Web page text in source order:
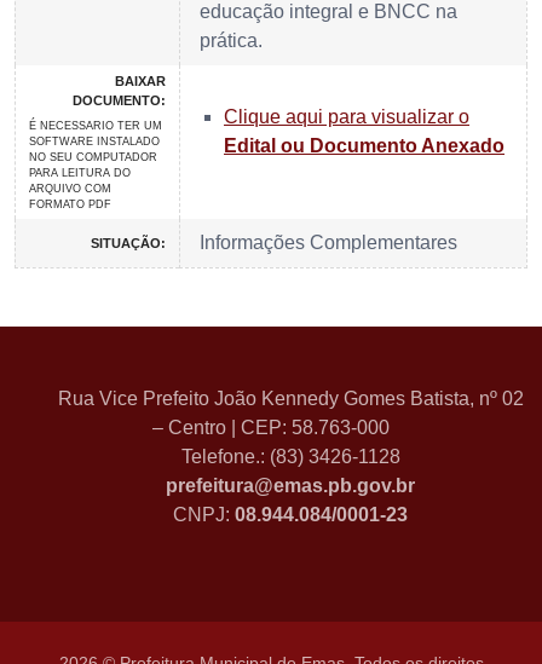
educação integral e BNCC na
prática.
BAIXAR
DOCUMENTO:
É NECESSARIO TER UM
SOFTWARE INSTALADO
NO SEU COMPUTADOR
PARA LEITURA DO
ARQUIVO COM
FORMATO PDF
Clique aqui para visualizar o
Edital ou Documento Anexado
SITUAÇÃO: Informações Complementares
Rua Vice Prefeito João Kennedy Gomes Batista, nº 02
– Centro | CEP: 58.763-000
Telefone.: (83) 3426-1128
prefeitura@emas.pb.gov.br
CNPJ: 08.944.084/0001-23